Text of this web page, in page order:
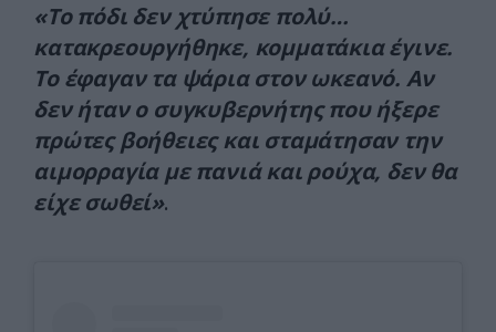
«Το πόδι δεν χτύπησε πολύ…
κατακρεουργήθηκε, κομματάκια έγινε.
Το έφαγαν τα ψάρια στον ωκεανό. Αν
δεν ήταν ο συγκυβερνήτης που ήξερε
πρώτες βοήθειες και σταμάτησαν την
αιμορραγία με πανιά και ρούχα, δεν θα
είχε σωθεί».